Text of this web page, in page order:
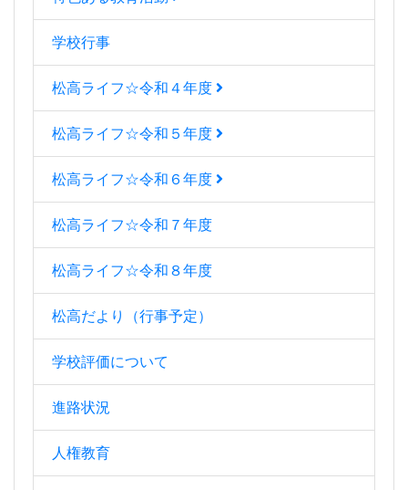
学校行事
松高ライフ☆令和４年度
松高ライフ☆令和５年度
松高ライフ☆令和６年度
松高ライフ☆令和７年度
松高ライフ☆令和８年度
松高だより（行事予定）
学校評価について
進路状況
人権教育